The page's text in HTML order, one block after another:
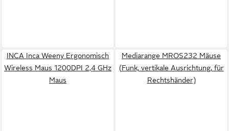
INCA Inca Weeny Ergonomisch
Wireless Maus 1200DPI 2,4 GHz
Maus
Mediarange MROS232 Mäuse
(Funk, vertikale Ausrichtung, für
Rechtshänder)